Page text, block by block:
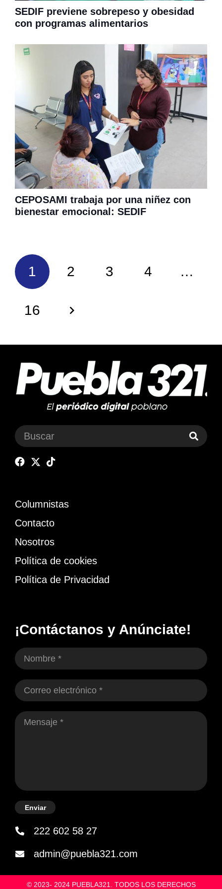
SEDIF previene sobrepeso y obesidad
con programas alimentarios
CEPOSAMI trabaja por una niñez con
bienestar emocional: SEDIF
1 2 3 4 …
16
Columnistas
Contacto
Nosotros
Política de cookies
Política de Privacidad
¡Contáctanos y Anúnciate!
Enviar
222 602 58 27
admin@puebla321.com
© 2023- 2024 PUEBLA321. TODOS LOS DERECHOS